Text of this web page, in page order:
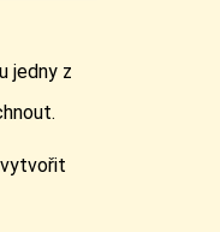
jedny z
vytvořit